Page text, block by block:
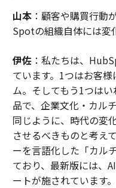
山本：顧客や購買行動
Spotの組織自体には変
伊佐：私たちは、
ています。1つはお客
ム。そしてもう1つは
品で、企業文化・カル
同じように、時代の変
させるべきものと考え
ーを言語化した「カル
ており、最新版には、
ートが施されています。